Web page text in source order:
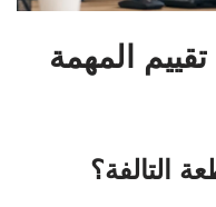
المهمة
التالفة؟